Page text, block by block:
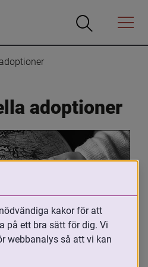
Öppna
Öppna
Menyn
adoptioner
arbetar med
kakor för att
på ett bra sätt för dig. Vi
webbanalys så att vi kan